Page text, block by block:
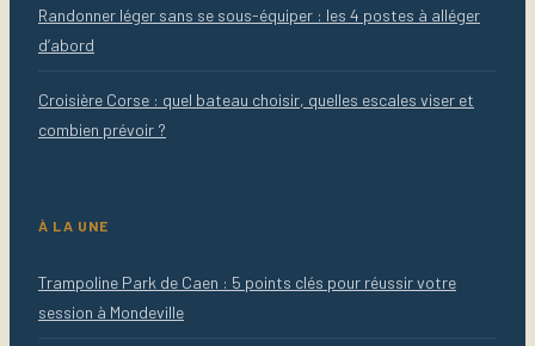
Randonner léger sans se sous-équiper : les 4 postes à alléger
d’abord
Croisière Corse : quel bateau choisir, quelles escales viser et
combien prévoir ?
À LA UNE
Trampoline Park de Caen : 5 points clés pour réussir votre
session à Mondeville